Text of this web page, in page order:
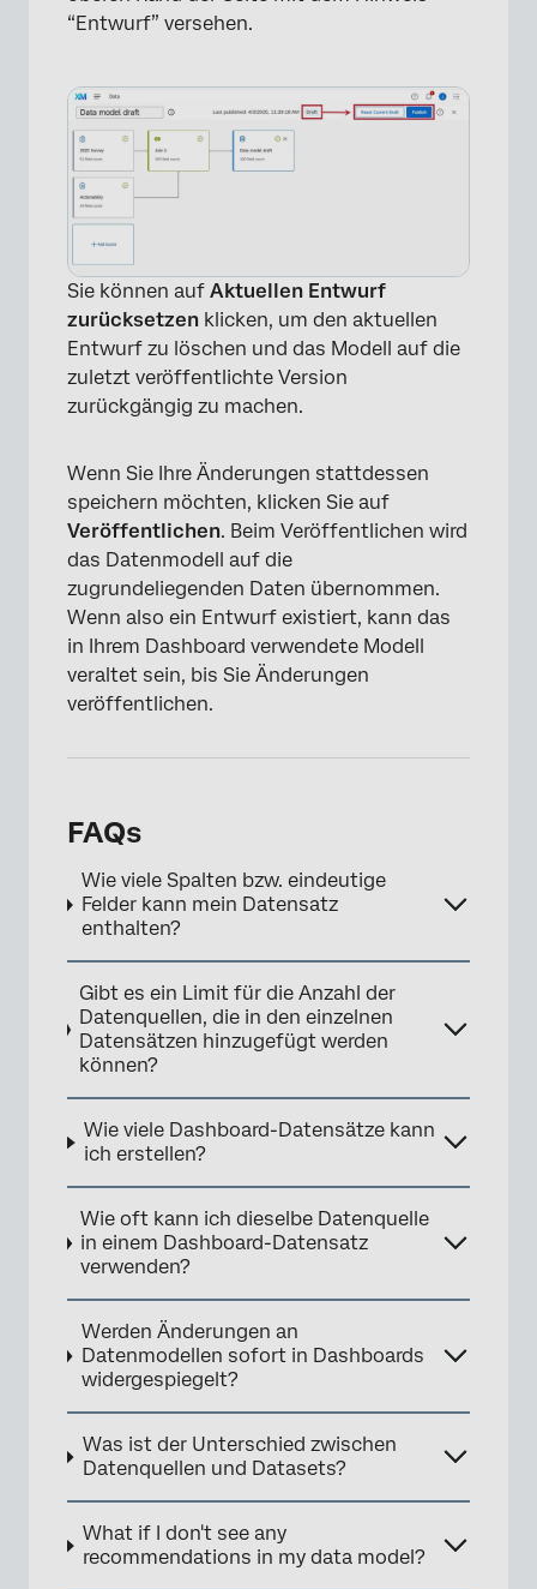
“Entwurf” versehen.
×
Sie können auf Aktuellen Entwurf
zurücksetzen klicken, um den aktuellen
Entwurf zu löschen und das Modell auf die
zuletzt veröffentlichte Version
zurückgängig zu machen.
Wenn Sie Ihre Änderungen stattdessen
speichern möchten, klicken Sie auf
Veröffentlichen. Beim Veröffentlichen wird
das Datenmodell auf die
zugrundeliegenden Daten übernommen.
Wenn also ein Entwurf existiert, kann das
in Ihrem Dashboard verwendete Modell
veraltet sein, bis Sie Änderungen
veröffentlichen.
FAQs
Wie viele Spalten bzw. eindeutige
Felder kann mein Datensatz
enthalten?
Gibt es ein Limit für die Anzahl der
Datenquellen, die in den einzelnen
Datensätzen hinzugefügt werden
können?
Wie viele Dashboard-Datensätze kann
ich erstellen?
Wie oft kann ich dieselbe Datenquelle
in einem Dashboard-Datensatz
verwenden?
Werden Änderungen an
Datenmodellen sofort in Dashboards
widergespiegelt?
Was ist der Unterschied zwischen
Datenquellen und Datasets?
What if I don't see any
recommendations in my data model?